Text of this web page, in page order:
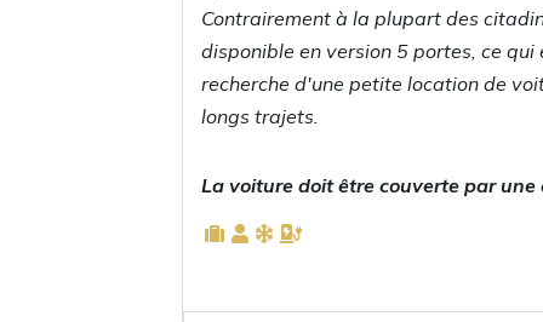
Contrairement à la plupart des
disponible en version 5 portes, ce
recherche d'une petite location de
longs trajets.
La voiture doit être couverte par